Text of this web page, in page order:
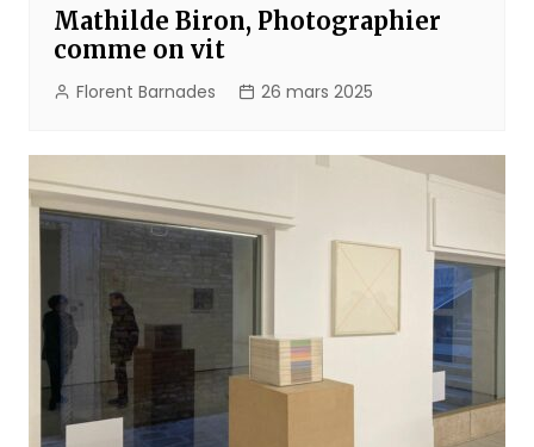
Mathilde Biron, Photographier
comme on vit
Florent Barnades 26 mars 2025